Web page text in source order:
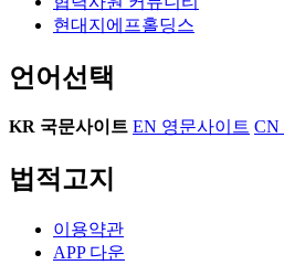
현대지에프홀딩스
언어선택
KR 국문사이트 EN 영문사이트 CN
법적고지
이용약관
APP 다운